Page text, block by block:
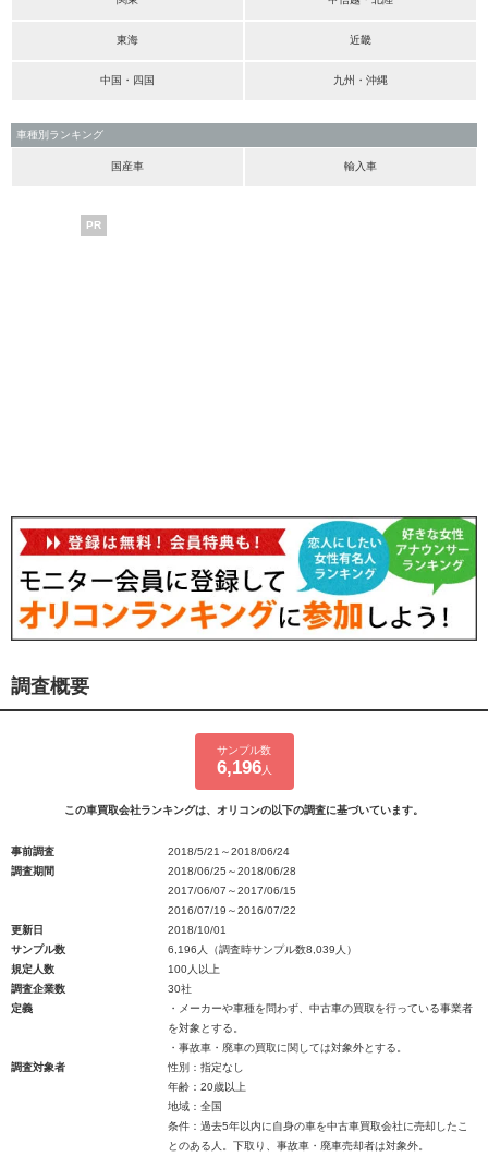
東海 近畿
中国・四国 九州・沖縄
車種別ランキング
国産車 輸入車
PR
調査概要
サンプル数
6,196人
この車買取会社ランキングは、オリコンの以下の調査に基づいています。
事前調査
2018/5/21～2018/06/24
調査期間
2018/06/25～2018/06/28
2017/06/07～2017/06/15
2016/07/19～2016/07/22
更新日
2018/10/01
サンプル数
6,196人（調査時サンプル数8,039人）
規定人数
100人以上
調査企業数
30社
定義
・メーカーや車種を問わず、中古車の買取を行っている事業者
を対象とする。
・事故車・廃車の買取に関しては対象外とする。
調査対象者
性別：指定なし
年齢：20歳以上
地域：全国
条件：過去5年以内に自身の車を中古車買取会社に売却したこ
とのある人。下取り、事故車・廃車売却者は対象外。